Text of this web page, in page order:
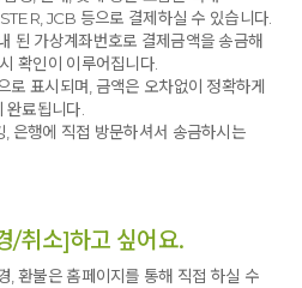
JCB 등으로 결제하실 수 있습니다.
된 가상계좌번호로 결제금액을 송금해
확인이 이루어집니다.
로 표시되며, 금액은 오차없이 정확하게
료됩니다.
은행에 직접 방문하셔서 송금하시는
/취소]하고 싶어요.
, 환불은 홈페이지를 통해 직접 하실 수